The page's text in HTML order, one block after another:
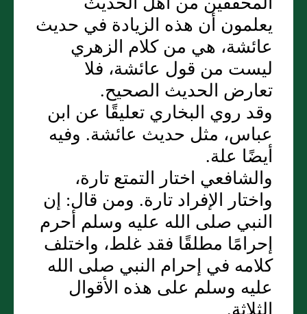
يعلمون أن هذه الزيادة في حديث
عائشة، هي من كلام الزهري
ليست من قول عائشة، فلا
تعارض الحديث الصحيح‏.‏
وقد روي البخاري تعليقًا عن ابن
عباس، مثل حديث عائشة‏.‏ وفيه
أيضًا علة‏.‏
والشافعي اختار التمتع تارة،
واختار الإفراد تارة‏.‏ ومن قال‏:‏ إن
النبي صلى الله عليه وسلم أحرم
إحرامًا مطلقًا فقد غلط، واختلف
كلامه في إحرام النبي صلى الله
عليه وسلم على هذه الأقوال
الثلاثة‏.‏